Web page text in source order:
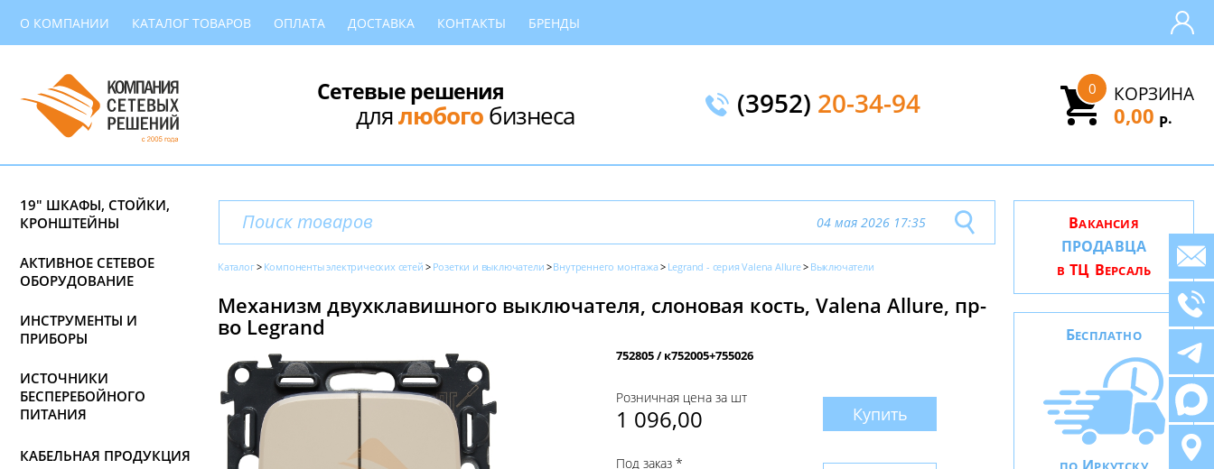
О КОМПАНИИ КАТАЛОГ ТОВАРОВ ОПЛАТА ДОСТАВКА КОНТАКТЫ БРЕНДЫ
Сетевые решения
длялюбогобизнеса (3952) 20-34-94 КОРЗИНА
0
0,00 Р.
19" ШКАФЫ, СТОЙКИ,
КРОНШТЕЙНЫ
АКТИВНОЕ СЕТЕВОЕ
ОБОРУДОВАНИЕ
ИНСТРУМЕНТЫ И
ПРИБОРЫ
ИСТОЧНИКИ
БЕСПЕРЕБОЙНОГО
ПИТАНИЯ
КАБЕЛЬНАЯ ПРОДУКЦИЯ
04 мая 2026 17:35
Каталог Компоненты электрических сетей Розетки и выключатели Внутреннего монтажа Legrand - серия Valena Allure Выключатели
Механизм двухклавишного выключателя, слоновая кость, Valena Allure, пр-
во Legrand
752805 / к752005+755026
Розничная цена за шт
1 096,00 Купить
Под заказ *
ВАКАНСИЯ
ПРОДАВЦА
В ТЦ ВЕРСАЛЬ
БЕСПЛАТНО